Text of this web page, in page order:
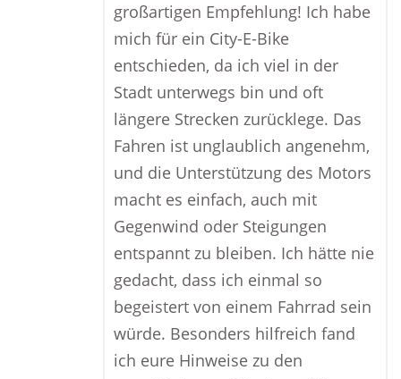
großartigen Empfehlung! Ich habe
mich für ein City-E-Bike
entschieden, da ich viel in der
Stadt unterwegs bin und oft
längere Strecken zurücklege. Das
Fahren ist unglaublich angenehm,
und die Unterstützung des Motors
macht es einfach, auch mit
Gegenwind oder Steigungen
entspannt zu bleiben. Ich hätte nie
gedacht, dass ich einmal so
begeistert von einem Fahrrad sein
würde. Besonders hilfreich fand
ich eure Hinweise zu den